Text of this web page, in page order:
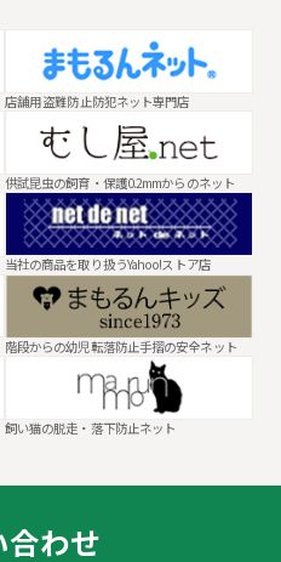
店舗用 盗難防止防犯ネット専門店
供試昆虫の飼育・保護0.2mmからのネット
当社の商品を取り扱うYahoo!ストア店
階段からの幼児転落防止手摺の安全ネット
飼い猫の脱走・落下防止ネット
合わせ